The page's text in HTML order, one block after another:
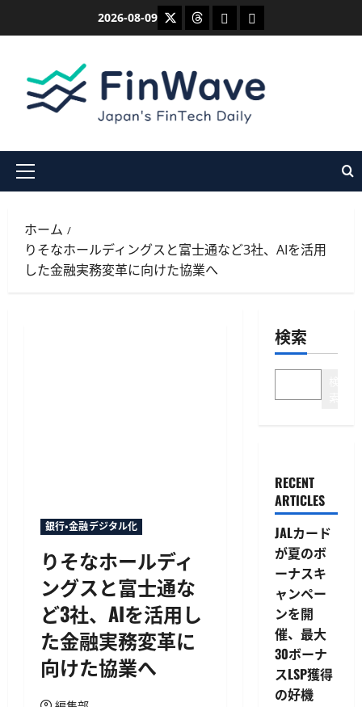
2026-08-09 X ThreadsBlueskyMastodon
メ
メ
ニ
ュ
ホーム
りそなホールディングスと富士通など3社、AIを活用
した金融実務変革に向けた協業へ
銀行・金融デジタル化
りそなホールディ
ングスと富士通な
ど3社、AIを活用し
た金融実務変革に
向けた協業へ
検索
RECENT
ARTICLES
JALカード
が夏のボ
ーナスキ
ャンペー
ンを開
催、最大
30ボーナ
スLSP獲得
の好機